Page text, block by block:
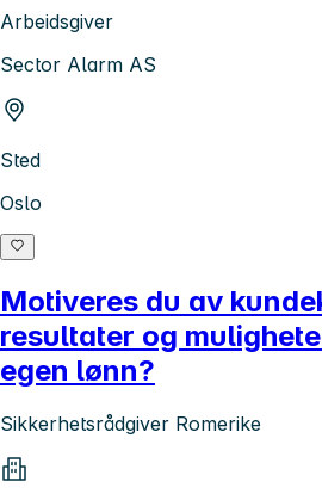
Arbeidsgiver
Sector Alarm AS
Sted
Oslo
Motiveres du av
resultater og
egen lønn?
Sikkerhetsrådgiver Romerike